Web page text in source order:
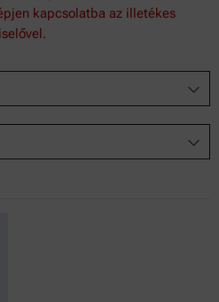
kapcsolatba az illetékes